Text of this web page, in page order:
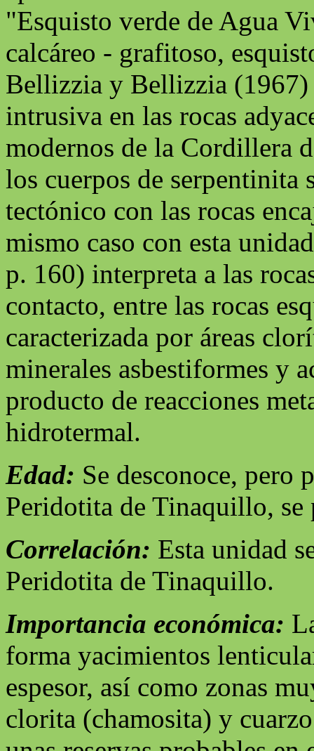
"Esquisto verde de Agua
calcáreo - grafitoso,
Bellizzia y Bellizzia (1967)
intrusiva en las rocas
modernos de la Cordillera
los cuerpos de serpentinita
tectónico con las rocas
mismo caso con esta
p. 160) interpreta a las
contacto, entre las rocas
caracterizada por áreas
minerales asbestiformes y
producto de reacciones
hidrotermal.
Edad: Se desconoce, pero
Peridotita de Tinaquillo, se
Correlación: Esta unidad
Peridotita de Tinaquillo.
Importancia económica:
forma yacimientos
espesor, así como zonas
clorita (chamosita) y